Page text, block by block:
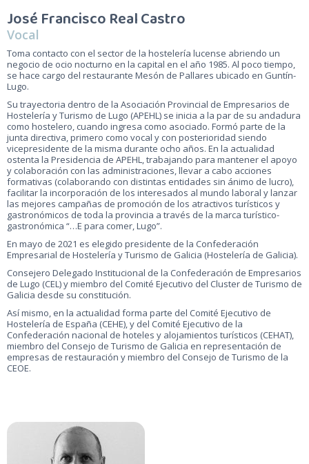
José Francisco Real Castro
Vocal
Toma contacto con el sector de la hostelería lucense abriendo un
negocio de ocio nocturno en la capital en el año 1985. Al poco tiempo,
se hace cargo del restaurante Mesón de Pallares ubicado en Guntín-
Lugo.
Su trayectoria dentro de la Asociación Provincial de Empresarios de
Hostelería y Turismo de Lugo (APEHL) se inicia a la par de su andadura
como hostelero, cuando ingresa como asociado. Formó parte de la
junta directiva, primero como vocal y con posterioridad siendo
vicepresidente de la misma durante ocho años. En la actualidad
ostenta la Presidencia de APEHL, trabajando para mantener el apoyo
y colaboración con las administraciones, llevar a cabo acciones
formativas (colaborando con distintas entidades sin ánimo de lucro),
facilitar la incorporación de los interesados al mundo laboral y lanzar
las mejores campañas de promoción de los atractivos turísticos y
gastronómicos de toda la provincia a través de la marca turístico-
gastronómica “…E para comer, Lugo”.
En mayo de 2021 es elegido presidente de la Confederación
Empresarial de Hostelería y Turismo de Galicia (Hostelería de Galicia).
Consejero Delegado Institucional de la Confederación de Empresarios
de Lugo (CEL) y miembro del Comité Ejecutivo del Cluster de Turismo de
Galicia desde su constitución.
Así mismo, en la actualidad forma parte del Comité Ejecutivo de
Hostelería de España (CEHE), y del Comité Ejecutivo de la
Confederación nacional de hoteles y alojamientos turísticos (CEHAT),
miembro del Consejo de Turismo de Galicia en representación de
empresas de restauración y miembro del Consejo de Turismo de la
CEOE.